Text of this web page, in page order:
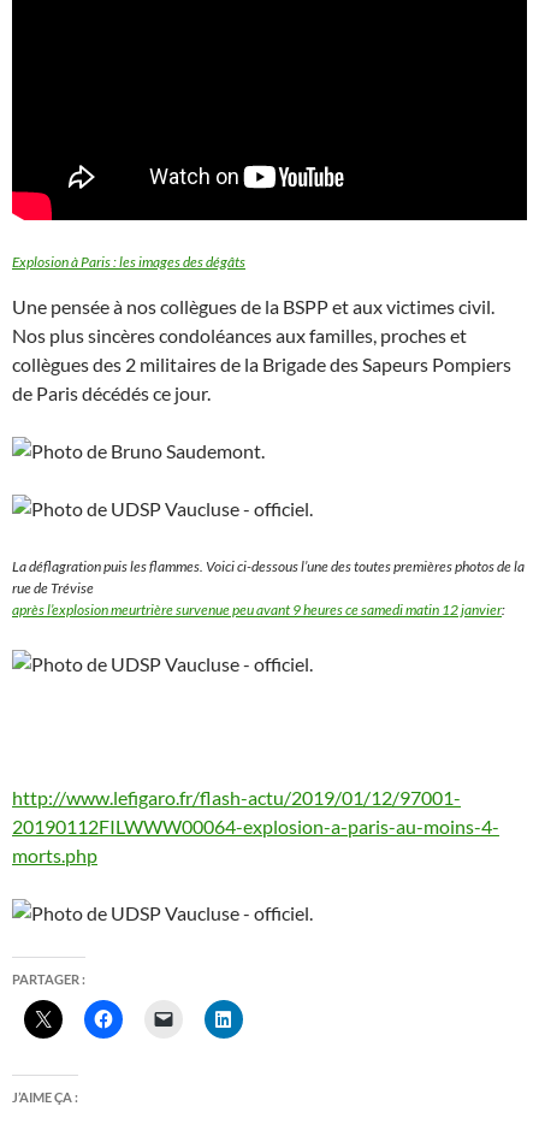
Explosion à Paris : les images des dégâts
Une pensée à nos collègues de la BSPP et aux victimes civil.
Nos plus sincères condoléances aux familles, proches et
collègues des 2 militaires de la Brigade des Sapeurs Pompiers
de Paris décédés ce jour.
La déflagration puis les flammes. Voici ci-dessous l’une des toutes premières photos de la
rue de Trévise
après l’explosion meurtrière survenue peu avant 9 heures ce samedi matin 12 janvier:
http://www.lefigaro.fr/flash-actu/2019/01/12/97001-
20190112FILWWW00064-explosion-a-paris-au-moins-4-
morts.php
PARTAGER :
J’AIME ÇA :